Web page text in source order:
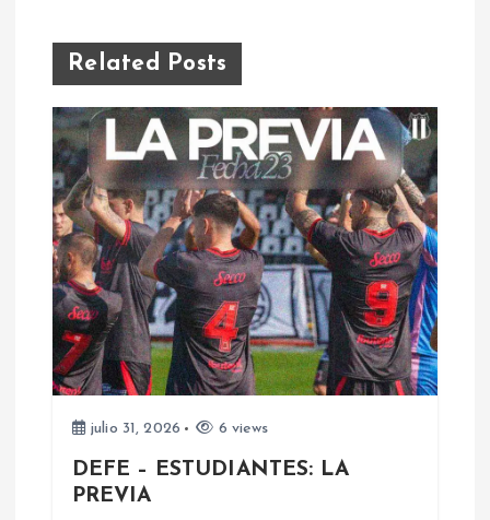
g
a
c
ó
n
d
e
Related Posts
julio 31, 2026 6 views
DEFE – ESTUDIANTES: LA
PREVIA